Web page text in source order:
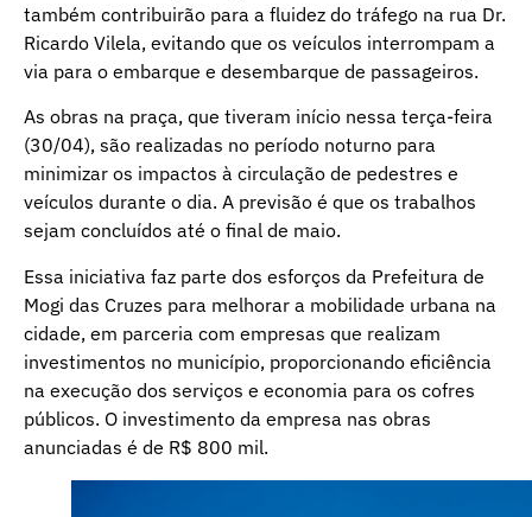
também contribuirão para a fluidez do tráfego na rua Dr.
Ricardo Vilela, evitando que os veículos interrompam a
via para o embarque e desembarque de passageiros.
As obras na praça, que tiveram início nessa terça-feira
(30/04), são realizadas no período noturno para
minimizar os impactos à circulação de pedestres e
veículos durante o dia. A previsão é que os trabalhos
sejam concluídos até o final de maio.
Essa iniciativa faz parte dos esforços da Prefeitura de
Mogi das Cruzes para melhorar a mobilidade urbana na
cidade, em parceria com empresas que realizam
investimentos no município, proporcionando eficiência
na execução dos serviços e economia para os cofres
públicos. O investimento da empresa nas obras
anunciadas é de R$ 800 mil.